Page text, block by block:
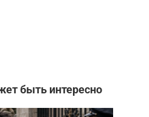
быть интересно